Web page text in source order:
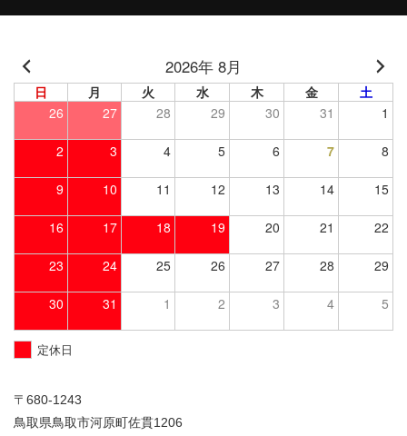
〒680-1243
鳥取県鳥取市河原町佐貫1206
2026年 8月
日 月 火 水 木 金
土
26
27 28 29 30 31 1
2 3 4 5 6 7 8
9 10 11 12 13 14 15
16 17 18 19 20 21 22
23 24 25 26 27 28 29
30 31 1 2 3 4 5
定休日